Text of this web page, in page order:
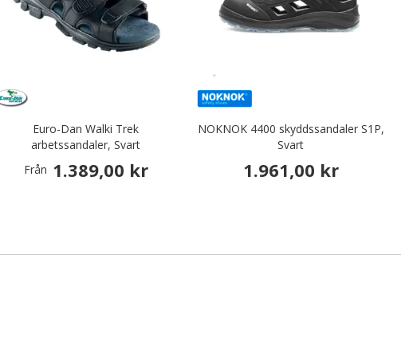
Euro-Dan Walki Trek
arbetssandaler, Svart
Från 1.389,00 kr
NOKNOK 4400 skyddssandaler S1P,
Svart
1.961,00 kr